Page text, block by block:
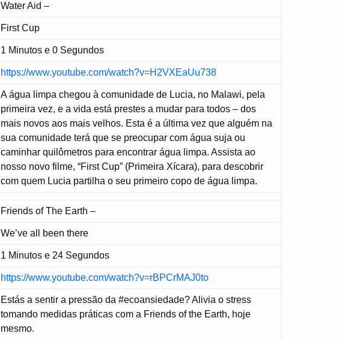
Water Aid –
First Cup
1 Minutos e 0 Segundos
https://www.youtube.com/watch?v=H2VXEaUu738
A água limpa chegou à comunidade de Lucia, no Malawi, pela
primeira vez, e a vida está prestes a mudar para todos – dos
mais novos aos mais velhos. Esta é a última vez que alguém na
sua comunidade terá que se preocupar com água suja ou
caminhar quilômetros para encontrar água limpa. Assista ao
nosso novo filme, “First Cup” (Primeira Xícara), para descobrir
com quem Lucia partilha o seu primeiro copo de água limpa.
Friends of The Earth –
We’ve all been there
1 Minutos e 24 Segundos
https://www.youtube.com/watch?v=rBPCrMAJ0to
Estás a sentir a pressão da #ecoansiedade? Alivia o stress
tomando medidas práticas com a Friends of the Earth, hoje
mesmo.